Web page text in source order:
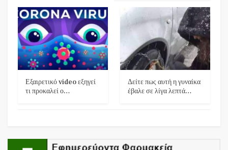
Εξαιρετικό video εξηγεί
τι προκαλεί ο…
Δείτε πως αυτή η γυναίκα
έβαλε σε λίγα λεπτά…